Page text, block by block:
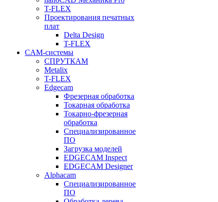
T-FLEX
Проектирования печатных
плат
Delta Design
T-FLEX
CAM-системы
СПРУТКAM
Metalix
T-FLEX
Edgecam
Фрезерная обработка
Токарная обработка
Токарно-фрезерная
обработка
Специализированное
ПО
Загрузка моделей
EDGECAM Inspect
EDGECAM Designer
Alphacam
Специализированное
ПО